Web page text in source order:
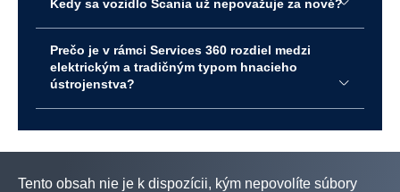
Úplné krytie opráv vozidiel údržby
Flexibilná údržba
Kedy sa vozidlo Scania už nepovažuje za nové?
Prečo je v rámci Services 360 rozdiel medzi
elektrickým a tradičným typom hnacieho
ústrojenstva?
Tento obsah nie je k dispozícii, kým nepovolíte súbory